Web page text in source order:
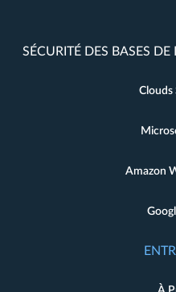
SÉCURITÉ DES BASES
Clouds
Amazon